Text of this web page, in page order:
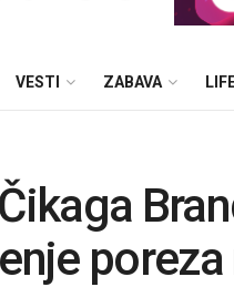
VESTI ZABAVA